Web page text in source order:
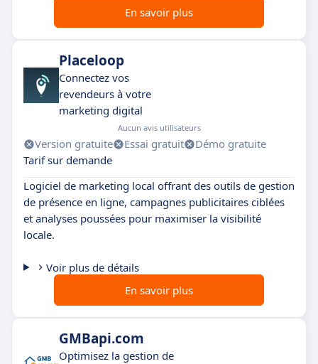
En savoir plus
Placeloop
Connectez vos
revendeurs à votre
marketing digital
Aucun avis utilisateurs
Version gratuite Essai gratuit
Démo gratuite
Tarif sur demande
Logiciel de marketing local offrant des outils de gestion
de présence en ligne, campagnes publicitaires ciblées
et analyses poussées pour maximiser la visibilité
locale.
Voir plus de détails
En savoir plus
GMBapi.com
Optimisez la gestion de